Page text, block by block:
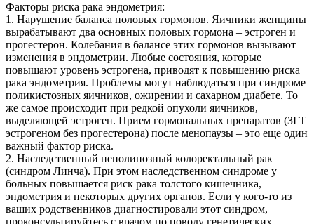
Факторы риска рака эндометрия:
1. Нарушение баланса половых гормонов. Яичники женщины
вырабатывают два основных половых гормона – эстроген и
прогестерон. Колебания в балансе этих гормонов вызывают
изменения в эндометрии. Любые состояния, которые
повышают уровень эстрогена, приводят к повышению риска
рака эндометрия. Проблемы могут наблюдаться при синдроме
поликистозных яичников, ожирении и сахарном диабете. То
же самое происходит при редкой опухоли яичников,
выделяющей эстроген. Прием гормональных препаратов (ЗГТ
эстрогеном без прогестерона) после менопаузы – это еще один
важный фактор риска.
2. Наследственный неполипозный колоректальный рак
(синдром Линча). При этом наследственном синдроме у
больных повышается риск рака толстого кишечника,
эндометрия и некоторых других органов. Если у кого-то из
ваших родственников диагностировали этот синдром,